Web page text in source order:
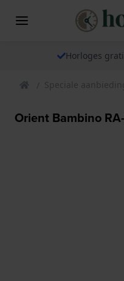
Horloges
Speciale
Orient Bambino